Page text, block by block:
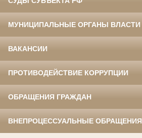
МУНИЦИПАЛЬНЫЕ ОРГАНЫ ВЛАСТИ
ВАКАНСИИ
ПРОТИВОДЕЙСТВИЕ КОРРУПЦИИ
ОБРАЩЕНИЯ ГРАЖДАН
ВНЕПРОЦЕССУАЛЬНЫЕ ОБРАЩЕНИЯ